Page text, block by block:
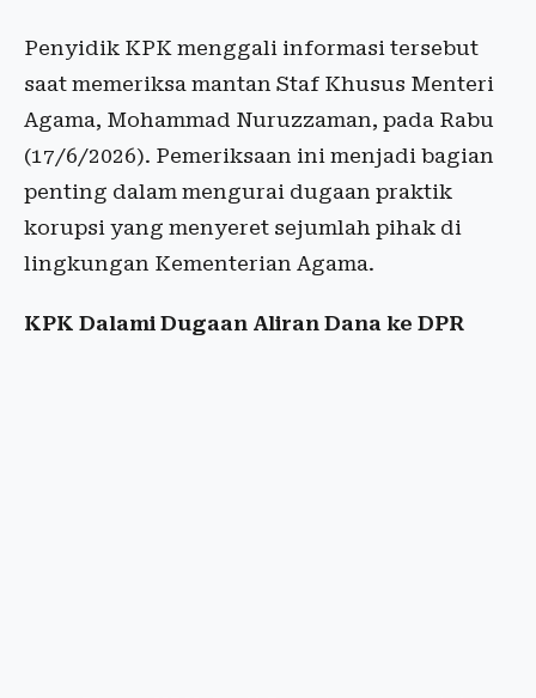
Penyidik KPK menggali informasi tersebut
saat memeriksa mantan Staf Khusus Menteri
Agama, Mohammad Nuruzzaman, pada Rabu
(17/6/2026). Pemeriksaan ini menjadi bagian
penting dalam mengurai dugaan praktik
korupsi yang menyeret sejumlah pihak di
lingkungan Kementerian Agama.
KPK Dalami Dugaan Aliran Dana ke DPR